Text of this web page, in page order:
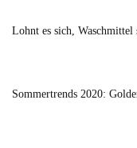
Lohnt es sich, Waschmittel
Sommertrends 2020: